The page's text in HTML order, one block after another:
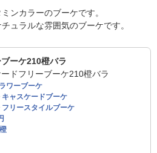
ンカラーのブーケです。
ュラルな雰囲気のブーケです。
ーケ210橙バラ
ドフリーブーケ210橙バラ
ワーブーケ
キャスケードブーケ
フリースタイルブーケ
橙